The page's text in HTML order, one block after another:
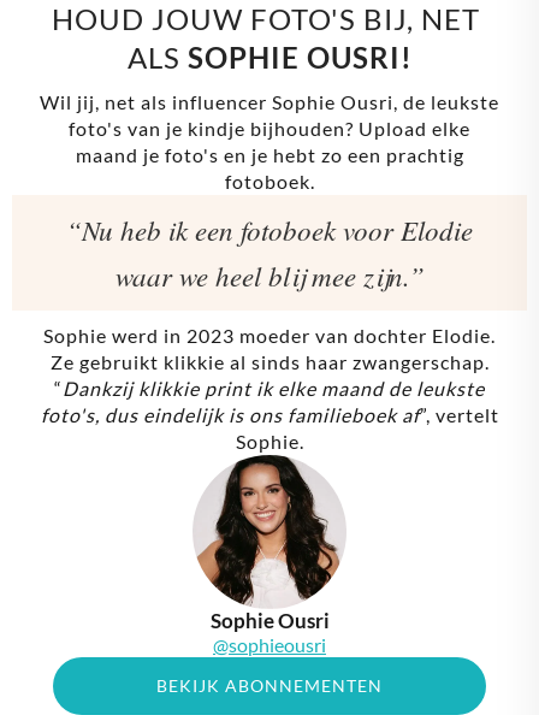
HOUD JOUW FOTO'S BIJ, NET
ALS SOPHIE OUSRI!
Wil jij, net als influencer Sophie Ousri, de leukste
foto's van je kindje bijhouden? Upload elke
maand je foto's en je hebt zo een prachtig
fotoboek.
“Nu heb ik een fotoboek voor Elodie
waar we heel blij mee zijn.”
Sophie werd in 2023 moeder van dochter Elodie.
Ze gebruikt klikkie al sinds haar zwangerschap.
“Dankzij klikkie print ik elke maand de leukste
foto's, dus eindelijk is ons familieboek af”, vertelt
Sophie.
Sophie Ousri
@sophieousri
BEKIJK ABONNEMENTEN